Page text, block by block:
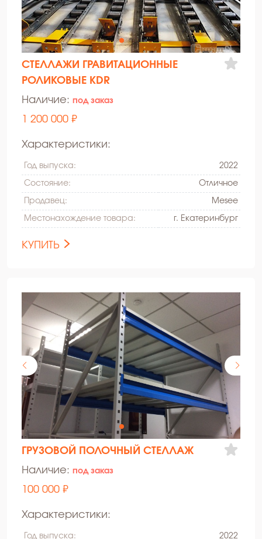
СТЕЛЛАЖИ ГРАВИТАЦИОННЫЕ
РОЛИКОВЫЕ KDR
Наличие: под заказ
1 200 000 ₽
Характеристики:
Год выпуска: 2022
Состояние: Oтличное
Продавец: Mesee
Местонахождение товара: г. Екатеринбург
КУПИТЬ
ГРУЗОВОЙ ПОЛОЧНЫЙ СТЕЛЛАЖ
Наличие: под заказ
100 000 ₽
Характеристики:
Год выпуска: 2022